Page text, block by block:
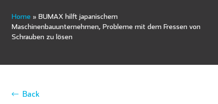
Home » BUMAX hilft japanischem
Maschinenbauunternehmen, Probleme mit dem Fressen von
Schrauben zu lösen
Back